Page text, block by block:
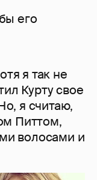
его
я так не
Курту свое
я считаю,
Питтом,
волосами и